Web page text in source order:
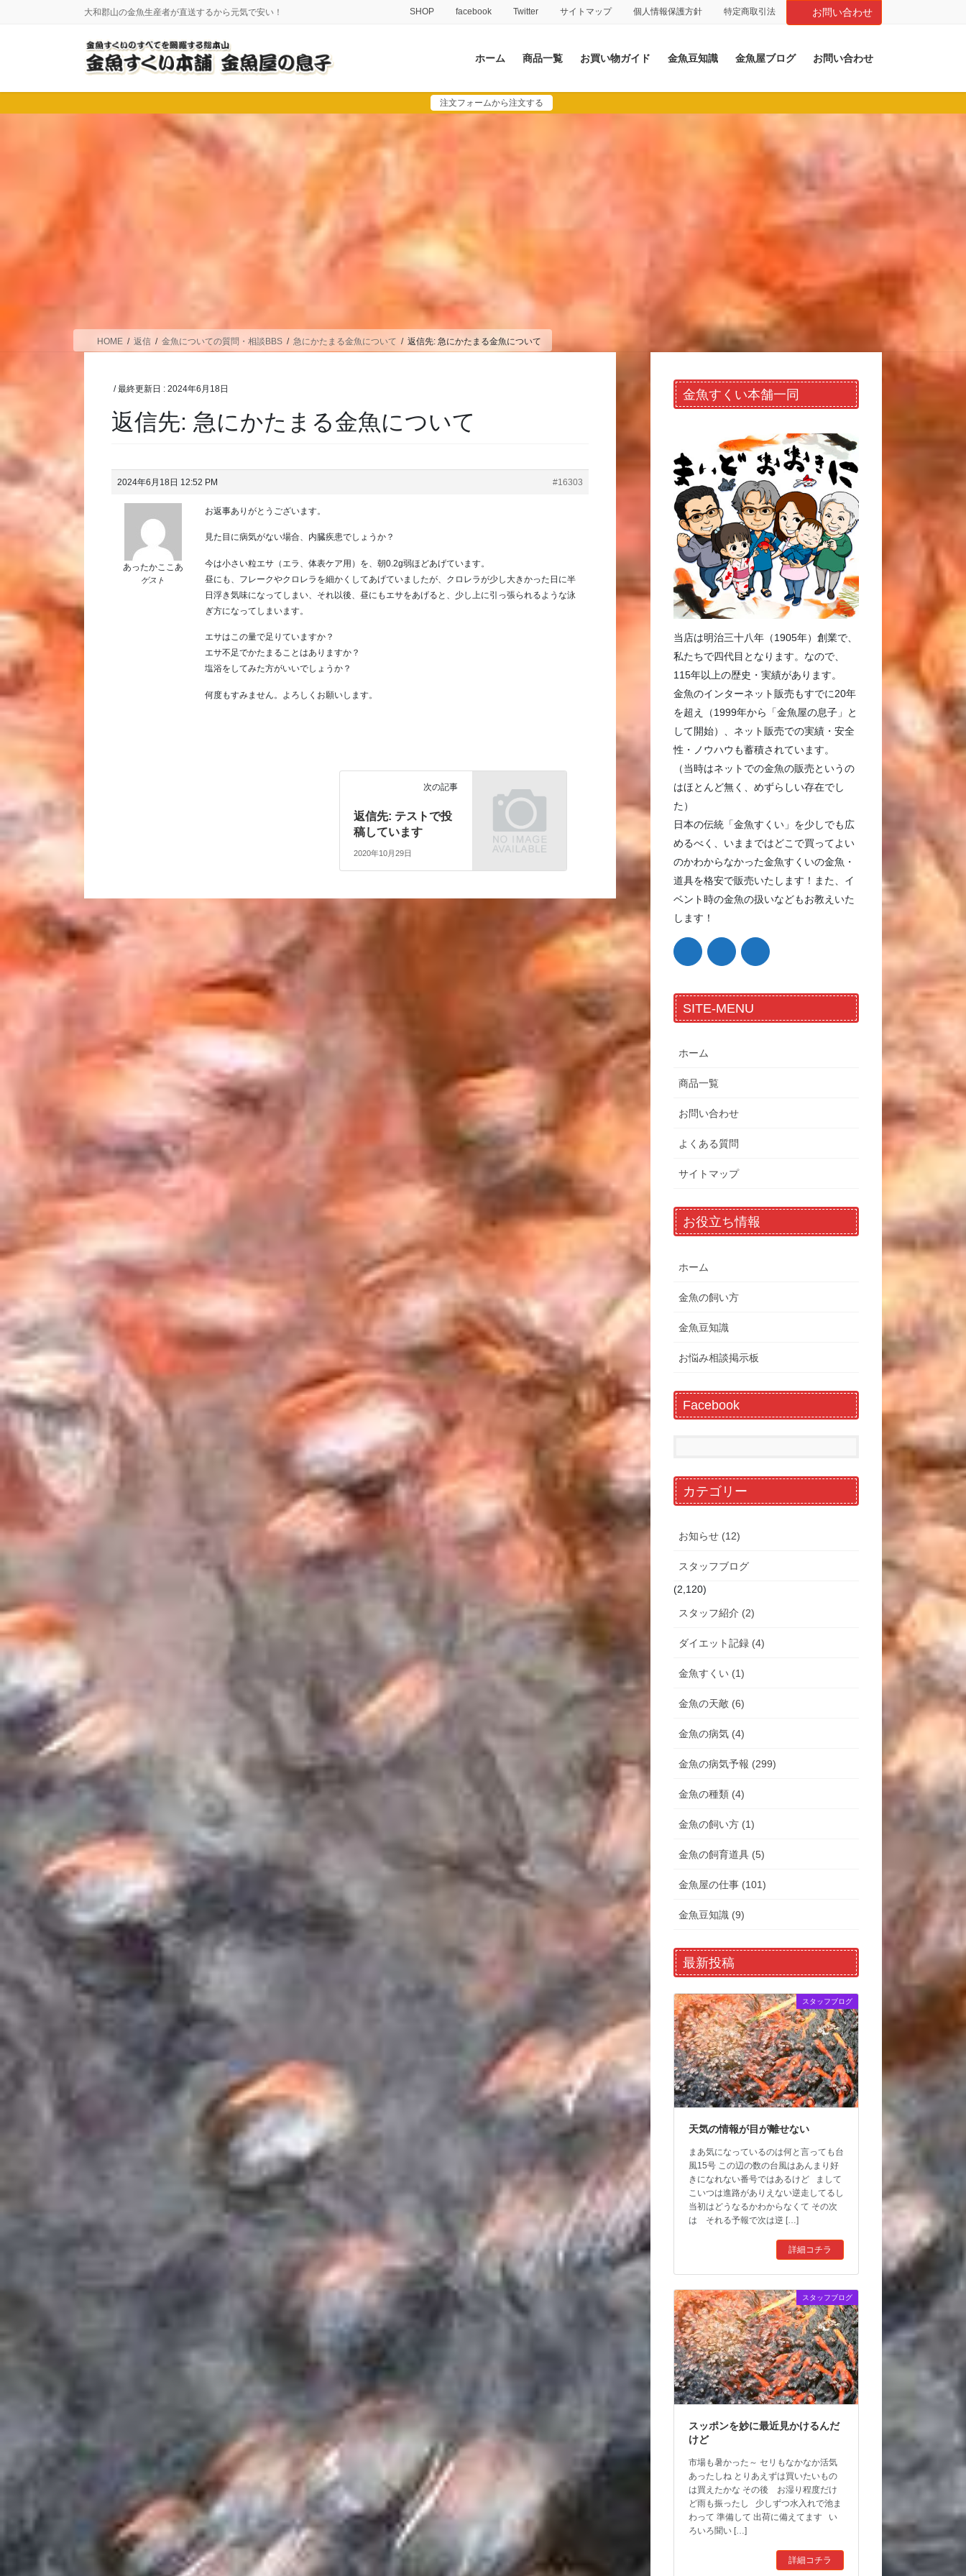
に
移
ョ
ン
大和郡山の金魚生産者が直送するから元気で安い！ SHOP facebook Twitter サイトマップ 個人情報保護方針 特定商取引法 お問い合わせ
ホーム 商品一覧 お買い物ガイド 金魚豆知識 金魚屋ブログ お問い合わせ
注文フォームから注文する
HOME 返信 金魚についての質問・相談BBS 急にかたまる金魚について 返信先: 急にかたまる金魚について
/ 最終更新日 :2024年6月18日
返信先: 急にかたまる金魚について
2024年6月18日 12:52 PM #16303
あったかここあ
ゲスト
お返事ありがとうございます。
見た目に病気がない場合、内臓疾患でしょうか？
今は小さい粒エサ（エラ、体表ケア用）を、朝0.2g弱ほどあげています。
昼にも、フレークやクロレラを細かくしてあげていましたが、クロレラが少し大きかった日に半
日浮き気味になってしまい、それ以後、昼にもエサをあげると、少し上に引っ張られるような泳
ぎ方になってしまいます。
エサはこの量で足りていますか？
エサ不足でかたまることはありますか？
塩浴をしてみた方がいいでしょうか？
何度もすみません。よろしくお願いします。
次の記事
返信先: テストで投
稿しています
2020年10月29日
金魚すくい本舗一同
当店は明治三十八年（1905年）創業で、
私たちで四代目となります。なので、
115年以上の歴史・実績があります。
金魚のインターネット販売もすでに20年
を超え（1999年から「金魚屋の息子」と
して開始）、ネット販売での実績・安全
性・ノウハウも蓄積されています。
（当時はネットでの金魚の販売というの
はほとんど無く、めずらしい存在でし
た）
日本の伝統「金魚すくい」を少しでも広
めるべく、いままではどこで買ってよい
のかわからなかった金魚すくいの金魚・
道具を格安で販売いたします！また、イ
ベント時の金魚の扱いなどもお教えいた
します！
SITE-MENU
ホーム
商品一覧
お問い合わせ
よくある質問
サイトマップ
お役立ち情報
ホーム
金魚の飼い方
金魚豆知識
お悩み相談掲示板
Facebook
カテゴリー
お知らせ (12)
スタッフブログ
(2,120)
スタッフ紹介 (2)
ダイエット記録 (4)
金魚すくい (1)
金魚の天敵 (6)
金魚の病気 (4)
金魚の病気予報 (299)
金魚の種類 (4)
金魚の飼い方 (1)
金魚の飼育道具 (5)
金魚屋の仕事 (101)
金魚豆知識 (9)
最新投稿
スタッフブログ
天気の情報が目が離せない
まあ気になっているのは何と言っても台
風15号 この辺の数の台風はあんまり好
きになれない番号ではあるけど まして
こいつは進路がありえない逆走してるし
当初はどうなるかわからなくて その次
は それる予報で次は逆 […]
詳細コチラ
スタッフブログ
スッポンを妙に最近見かけるんだ
けど
市場も暑かった～ セリもなかなか活気
あったしね とりあえずは買いたいもの
は買えたかな その後 お湿り程度だけ
ど雨も振ったし 少しずつ水入れで池ま
わって 準備して 出荷に備えてます い
ろいろ聞い […]
詳細コチラ